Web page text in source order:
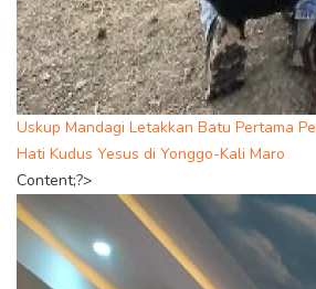
Uskup Mandagi Letakkan Batu Pertama
Hati Kudus Yesus di Yonggo-Kali Maro
Content;?>